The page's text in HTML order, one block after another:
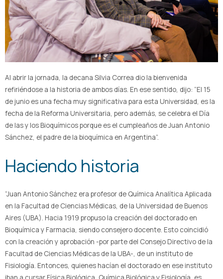
Al abrir la jornada, la decana Silvia Correa dio la bienvenida
refiriéndose a la historia de ambos días. En ese sentido, dijo: “El 15
de junio es una fecha muy significativa para esta Universidad, es la
fecha de la Reforma Universitaria, pero además, se celebra el Día
de las y los Bioquímicos porque es el cumpleaños de Juan Antonio
Sánchez, el padre de la bioquímica en Argentina”.
Haciendo historia
“Juan Antonio Sánchez era profesor de Química Analítica Aplicada
en la Facultad de Ciencias Médicas, de la Universidad de Buenos
Aires (UBA). Hacia 1919 propuso la creación del doctorado en
Bioquímica y Farmacia, siendo consejero docente. Esto coincidió
con la creación y aprobación -por parte del Consejo Directivo de la
Facultad de Ciencias Médicas de la UBA-, de un instituto de
Fisiología. Entonces, quienes hacían el doctorado en ese instituto